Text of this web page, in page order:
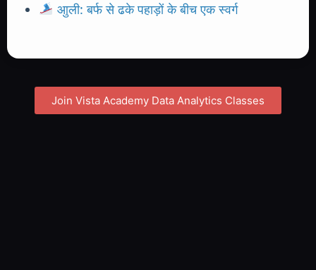
आुली: बर्फ से ढके पहाड़ों के बीच एक स्वर्ग
Join Vista Academy Data Analytics Classes